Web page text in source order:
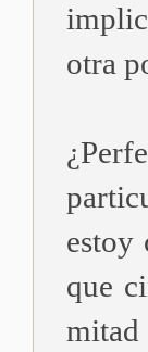
otra
estoy
que